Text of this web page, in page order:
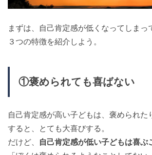
まずは、自己肯定感が低くなってしまっ
３つの特徴を紹介しよう。
①褒められても喜ばない
自己肯定感が高い子どもは、褒められた
すると、とても大喜びする。
だけど、 自己肯定感が低い子どもは喜ぶ